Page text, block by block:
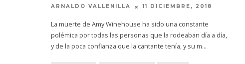
ARNALDO VALLENILLA 11 DICIEMBRE, 2018
La muerte de Amy Winehouse ha sido una constante
polémica por todas las personas que la rodeaban día a día,
y de la poca confianza que la cantante tenía, y su m...